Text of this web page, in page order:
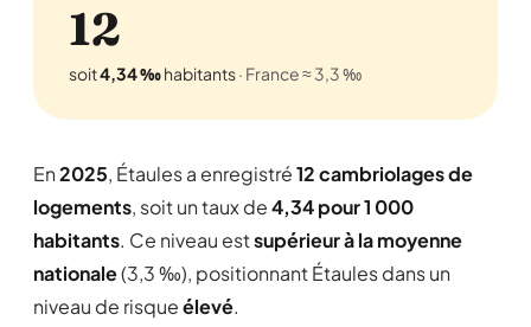
12
soit4,34 ‰habitants· France ≈ 3,3 ‰
En2025, Étaules a enregistré12 cambriolages de
logements, soit un taux de4,34 pour 1 000
habitants. Ce niveau estsupérieur à la moyenne
nationale(3,3 ‰), positionnant Étaules dans un
niveau de risqueélevé.